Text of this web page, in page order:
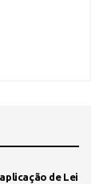
de Lei